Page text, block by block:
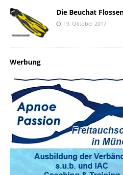
Die Beuchat
19. Oktober 2017
Werbung